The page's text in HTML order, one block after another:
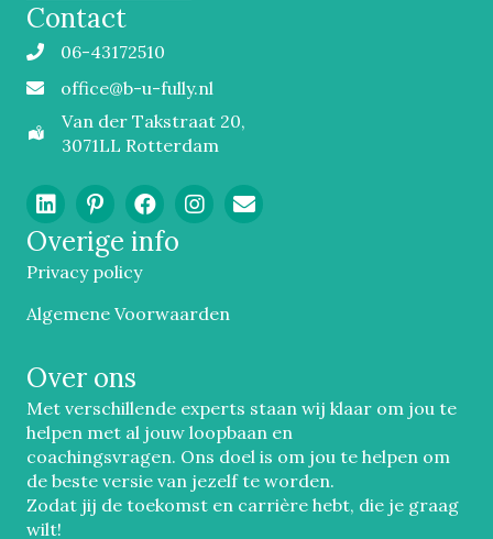
Contact
Mobiel06-43172510
Emailoffice@b-u-fully.nl
Van der Takstraat 20,
3071LL Rotterdam
Overige info
Privacy policy
Algemene Voorwaarden
Over ons
Met verschillende experts staan wij klaar om jou te
helpen met al jouw loopbaan en
coachingsvragen. Ons doel is om jou te helpen om
de beste versie van jezelf te worden.
Zodat jij de toekomst en carrière hebt, die je graag
wilt!